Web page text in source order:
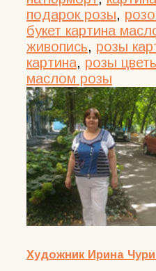
подарок розы,
букет картина
живопись, розы
картина, розы
маслом розы
Художник Ирина